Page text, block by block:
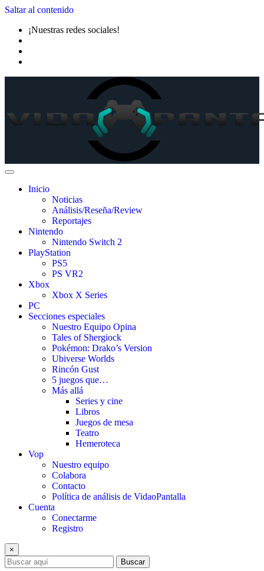
Saltar al contenido
¡Nuestras redes sociales!
Inicio
Noticias
Análisis/Reseña/Review
Reportajes
Nintendo
Nintendo Switch 2
PlayStation
PS5
PS VR2
Xbox
Xbox X Series
PC
Secciones especiales
Nuestro Equipo Opina
Tales of Shergiock
Pokémon: Drako’s Version
Ubiverse Worlds
Rincón Gust
5 juegos que…
Más allá
Series y cine
Libros
Juegos de mesa
Teatro
Hemeroteca
Vop
Nuestro equipo
Colabora
Contacto
Política de análisis de VidaoPantalla
Cuenta
Conectarme
Registro
×
Buscar